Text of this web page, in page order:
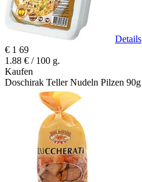
Details
€ 1 69
1.88 € / 100 g.
Kaufen
Doschirak Teller Nudeln Pilzen 90g